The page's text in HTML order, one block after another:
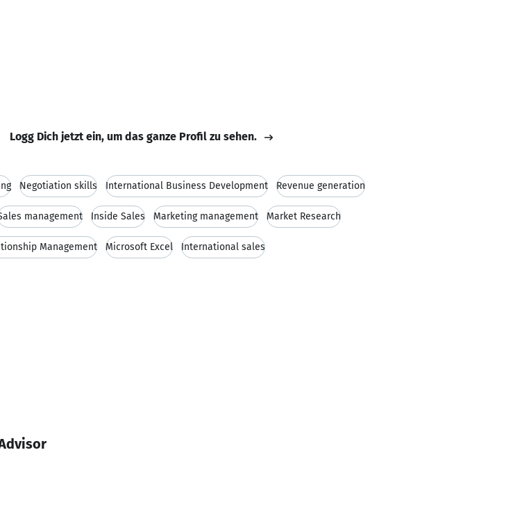
Logg Dich jetzt ein, um das ganze Profil zu sehen.
Negotiation skills International Business Development Revenue generation
management Inside Sales Marketing management Market Research
Management Microsoft Excel International sales